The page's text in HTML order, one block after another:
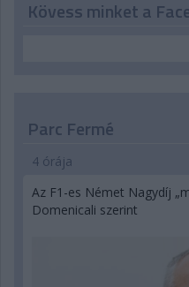
Kövess minket a
Parc Fermé
4 órája
Az F1-es Német Nagydíj
Domenicali szerint